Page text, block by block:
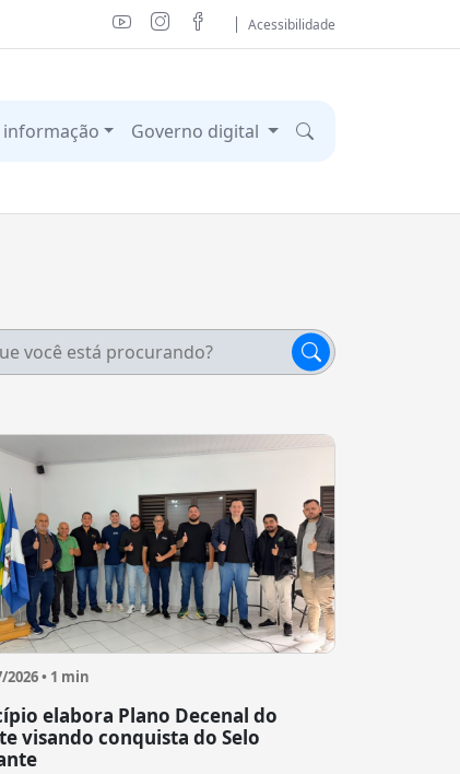
Acessibilidade
informação Governo digital
2026 • 1 min
elabora Plano Decenal do
visando conquista do Selo